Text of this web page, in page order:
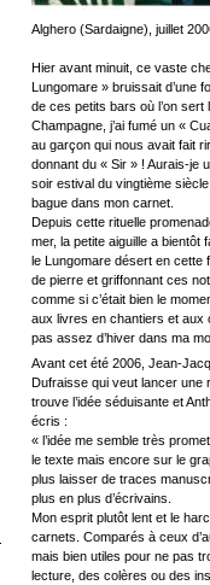
Alghero (Sardaigne), juillet
Hier avant minuit, ce vaste
Lungomare » bruissait d’une
de ces petits bars où l’on
Champagne, j’ai fumé un «
au garçon qui nous avait fait
donnant du « Sir » ! Aurais-je
soir estival du vingtième
bague dans mon carnet.
Depuis cette rituelle
mer, la petite aiguille a bientôt
le Lungomare désert en cette
de pierre et griffonnant ces
comme si c’était bien le
aux livres en chantiers et aux
pas assez d’hiver dans ma
Avant cet été 2006, Jean-
Dufraisse qui veut lancer une
trouve l’idée séduisante et
écris :
« l’idée me semble très
le texte mais encore sur le
plus laisser de traces
plus en plus d’écrivains.
Mon esprit plutôt lent et le
carnets. Comparés à ceux
mais bien utiles pour ne pas
lecture, des colères ou des